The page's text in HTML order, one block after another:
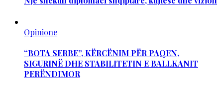
Opinione
“BOTA SERBE”, KËRCËNIM PËR PAQEN,
SIGURINË DHE STABILITETIN E BALLKANIT
PERËNDIMOR